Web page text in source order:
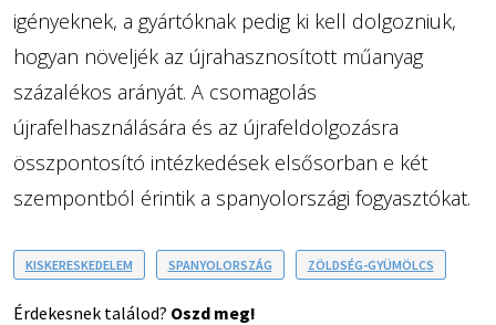
igényeknek, a gyártóknak pedig ki kell dolgozniuk,
hogyan növeljék az újrahasznosított műanyag
százalékos arányát. A csomagolás
újrafelhasználására és az újrafeldolgozásra
összpontosító intézkedések elsősorban e két
szempontból érintik a spanyolországi fogyasztókat.
KISKERESKEDELEM SPANYOLORSZÁG ZÖLDSÉG-GYÜMÖLCS
Érdekesnek találod? Oszd meg!